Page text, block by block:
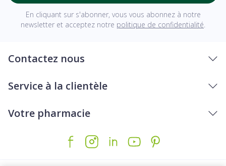
En cliquant sur s'abonner, vous vous abonnez à notre
newsletter et acceptez notre politique de confidentialité
Contactez nous
Service à la clientèle
Votre pharmacie